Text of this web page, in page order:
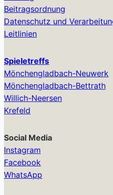
Beitragsordnung
Datenschutz und
Leitlinien
Spieletreffs
Mönchengladbach-Neuwerk
Mönchengladbach-Bettrath
Willich-Neersen
Krefeld
Social Media
Instagram
Facebook
WhatsApp